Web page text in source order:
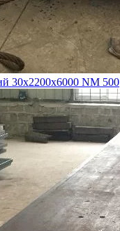
30х2200х6000 NM 500